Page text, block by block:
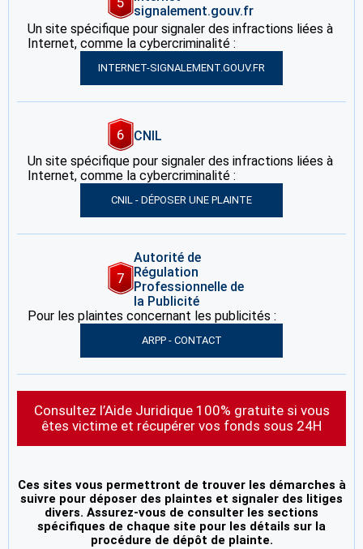
signalement.gouv.fr
Un site spécifique pour signaler des infractions liées à
Internet, comme la cybercriminalité :
INTERNET-SIGNALEMENT.GOUV.FR
6
CNIL
Un site spécifique pour signaler des infractions liées à
Internet, comme la cybercriminalité :
CNIL - DÉPOSER UNE PLAINTE
7
Autorité de
Régulation
Professionnelle de
la Publicité
Pour les plaintes concernant les publicités :
ARPP - CONTACT
Consultez l’Aide Juridique 100% gratuite si vous
êtes victime et récupérer vos fonds sous 24H
Ces sites vous permettront de trouver les démarches à
suivre pour déposer des plaintes et signaler des litiges
divers. Assurez-vous de consulter les sections
spécifiques de chaque site pour les détails sur la
procédure de dépôt de plainte.